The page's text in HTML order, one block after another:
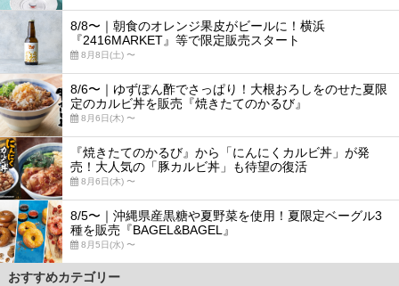
8/8〜｜朝食のオレンジ果皮がビールに！横浜
『2416MARKET』等で限定販売スタート
8月8日(土) 〜
8/6〜｜ゆずぽん酢でさっぱり！大根おろしをのせた夏限
定のカルビ丼を販売『焼きたてのかるび』
8月6日(木) 〜
『焼きたてのかるび』から「にんにくカルビ丼」が発
売！大人気の「豚カルビ丼」も待望の復活
8月6日(木) 〜
8/5〜｜沖縄県産黒糖や夏野菜を使用！夏限定ベーグル3
種を販売『BAGEL&BAGEL』
8月5日(水) 〜
おすすめカテゴリー